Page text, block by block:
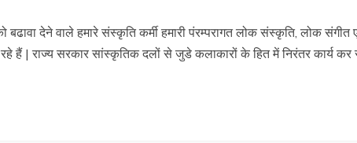
देने वाले हमारे संस्कृति कर्मी हमारी पंरम्परागत लोक संस्कृति, लोक संगीत
हैं | राज्य सरकार सांस्कृतिक दलों से जुडे कलाकारों के हित में निरंतर कार्य कर